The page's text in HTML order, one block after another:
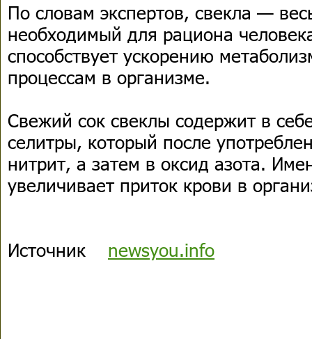
По словам экспертов, свекла —
необходимый для рациона
способствует ускорению
процессам в организме.
Свежий сок свеклы содержит в
селитры, который после
нитрит, а затем в оксид азота.
увеличивает приток крови в
Источник newsyou.info